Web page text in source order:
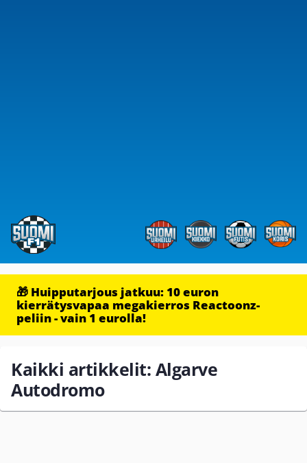
🎁 Huipputarjous jatkuu: 10 euron
kierrätysvapaa megakierros Reactoonz-
peliin - vain 1 eurolla!
Kaikki artikkelit: Algarve
Autodromo